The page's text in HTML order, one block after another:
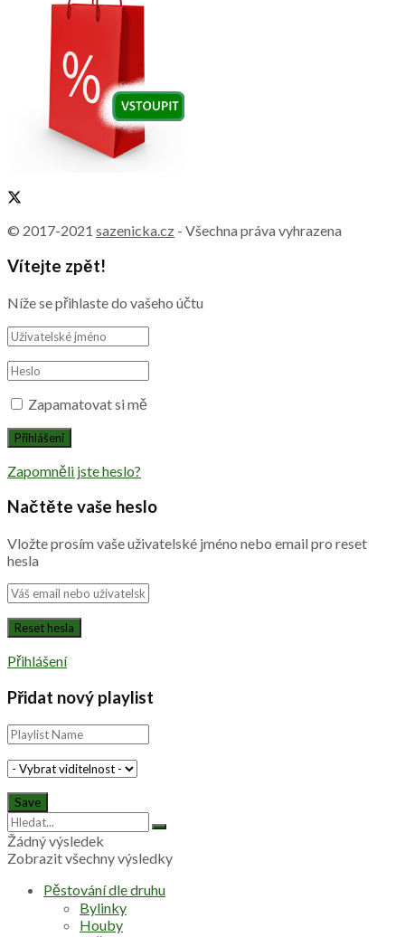
© 2017-2021 sazenicka.cz - Všechna práva vyhrazena
Vítejte zpět!
Níže se přihlaste do vašeho účtu
Zapamatovat si mě
Zapomněli jste heslo?
Načtěte vaše heslo
Vložte prosím vaše uživatelské jméno nebo email pro reset
hesla
Přihlášení
Přidat nový playlist
Žádný výsledek
Zobrazit všechny výsledky
Pěstování dle druhu
Bylinky
Houby